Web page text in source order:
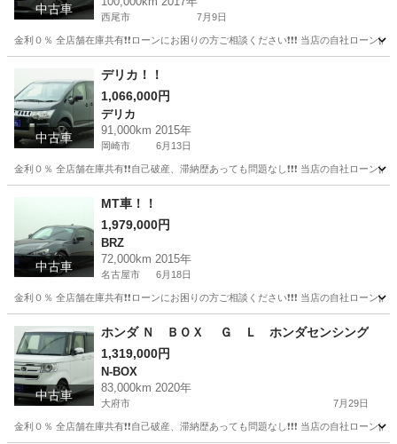
中古車
西尾市 7月9日
金利０％ 全店舗在庫共有❗️❗️ローンにお困りの方ご相談ください❗️❗️❗️ 当店の自社ロ
プリウス
中古車
デリカ！！
1,066,000円
デリカ
91,000km 2015年
岡崎市 6月13日
金利０％ 全店舗在庫共有❗️❗️自己破産、滞納歴あっても問題なし❗️❗️❗️ 当店の自社ロ
デリカ
中古車
MT車！！
1,979,000円
BRZ
72,000km 2015年
名古屋市 6月18日
金利０％ 全店舗在庫共有❗️❗️ローンにお困りの方ご相談ください❗️❗️❗️ 当店の自社ロ
愛知 名古屋市 BRZ MT車
中古車
ホンダ Ｎ ＢＯＸ Ｇ Ｌ ホンダセンシング
1,319,000円
N-BOX
83,000km 2020年
大府市 7月29日
金利０％ 全店舗在庫共有❗️❗️自己破産、滞納歴あっても問題なし❗️❗️❗️ 当店の自社ロ